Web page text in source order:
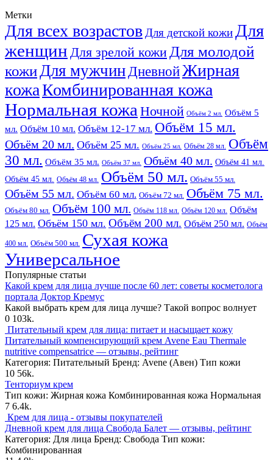
Метки
Для всех возрастов Для детской кожи Для
женщин Для зрелой кожи Для молодой
кожи Для мужчин ДневнойЖирная
кожаКомбинированная кожа
Нормальная кожа Ночной Объём 2 мл.
Объём 5
мл. Объём 10 мл. Объём 12-17 мл. Объём 15 мл.
Объём 20 мл. Объём 25 мл. Объём 25 мл. Объём 28 мл. Объём
30 мл. Объём 35 мл. Объём 37 мл. Объём 40 мл. Объём 41 мл.
Объём 45 мл. Объём 48 мл. Объём 50 мл. Объём 55 мл.
Объём 55 мл. Объём 60 мл. Объём 72 мл. Объём 75 мл.
Объём 80 мл. Объём 100 мл. Объём 118 мл. Объём 120 мл. Объём
125 мл. Объём 150 мл. Объём 200 мл. Объём 250 мл. Объём
400 мл. Объём 500 мл. Сухая кожа
Универсальное
Популярные статьи
Какой крем для лица лучше после 60 лет: советы косметолога
портала Доктор Кремус
Какой выбрать крем для лица лучше? Такой вопрос волнует
0 103k.
Питательный крем для лица: питает и насыщает кожу
Питательный компенсирующий крем Avene Eau Thermale
nutritive compensatrice — отзывы, рейтинг
Категория: Питательный Бренд: Avene (Авен) Тип кожи
10 56k.
Тенториум крем
Тип кожи: Жирная кожа Комбинированная кожа Нормальная
7 6.4k.
Крем для лица - отзывы покупателей
Дневной крем для лица Свобода Балет — отзывы, рейтинг
Категория: Для лица Бренд: Свобода Тип кожи:
Комбинированная